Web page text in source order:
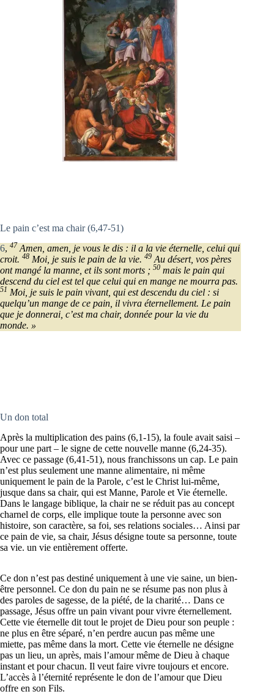
Le pain c’est ma chair (6,47-51)
6, 47 Amen, amen, je vous le dis : il a la vie éternelle, celui qui
croit. 48 Moi, je suis le pain de la vie. 49 Au désert, vos pères
ont mangé la manne, et ils sont morts ; 50 mais le pain qui
descend du ciel est tel que celui qui en mange ne mourra pas.
51 Moi, je suis le pain vivant, qui est descendu du ciel : si
quelqu’un mange de ce pain, il vivra éternellement. Le pain
que je donnerai, c’est ma chair, donnée pour la vie du
monde. »
Un don total
Après la multiplication des pains (6,1-15), la foule avait saisi –
pour une part – le signe de cette nouvelle manne (6,24-35).
Avec ce passage (6,41-51), nous franchissons un cap. Le pain
n’est plus seulement une manne alimentaire, ni même
uniquement le pain de la Parole, c’est le Christ lui-même,
jusque dans sa chair, qui est Manne, Parole et Vie éternelle.
Dans le langage biblique, la chair ne se réduit pas au concept
charnel de corps, elle implique toute la personne avec son
histoire, son caractère, sa foi, ses relations sociales… Ainsi par
ce pain de vie, sa chair, Jésus désigne toute sa personne, toute
sa vie. un vie entièrement offerte.
Ce don n’est pas destiné uniquement à une vie saine, un bien-
être personnel. Ce don du pain ne se résume pas non plus à
des paroles de sagesse, de la piété, de la charité… Dans ce
passage, Jésus offre un pain vivant pour vivre éternellement.
Cette vie éternelle dit tout le projet de Dieu pour son peuple :
ne plus en être séparé, n’en perdre aucun pas même une
miette, pas même dans la mort. Cette vie éternelle ne désigne
pas un lieu, un après, mais l’amour même de Dieu à chaque
instant et pour chacun. Il veut faire vivre toujours et encore.
L’accès à l’éternité représente le don de l’amour que Dieu
offre en son Fils.